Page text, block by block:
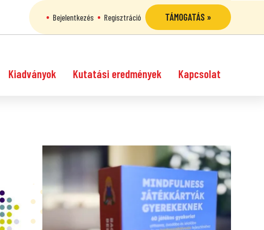
Bejelentkezés Regisztráció TÁMOGATÁS »
Kiadványok Kutatási eredmények Kapcsolat